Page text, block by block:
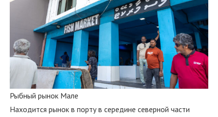
Рыбный рынок Мале
Находится рынок в порту в середине северной части